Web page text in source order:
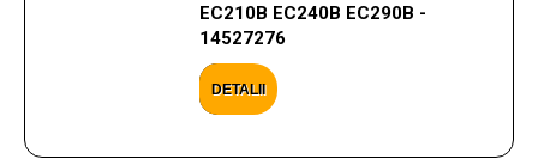
EC210B EC240B EC290B -
14527276
DETALII